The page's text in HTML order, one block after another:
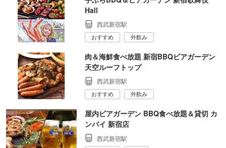
Hall
西武新宿駅
おすすめ 外飲み
肉＆海鮮食べ放題 新宿BBQビアガーデン
天空ルーフトップ
西武新宿駅
おすすめ 外飲み
屋内ビアガーデン BBQ食べ放題＆貸切 カ
ンパイ 新宿店
西武新宿駅